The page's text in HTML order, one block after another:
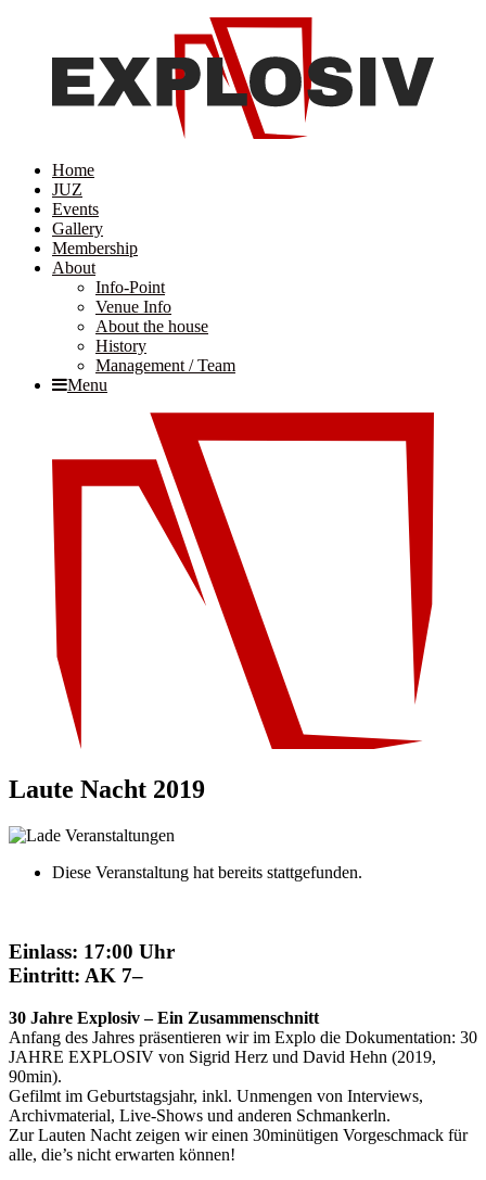
Home
JUZ
Events
Gallery
Membership
About
Info-Point
Venue Info
About the house
History
Management / Team
Menu
Laute Nacht 2019
Diese Veranstaltung hat bereits stattgefunden.
Einlass: 17:00 Uhr
Eintritt: AK 7–
30 Jahre Explosiv – Ein Zusammenschnitt
Anfang des Jahres präsentieren wir im Explo die Dokumentation: 30
JAHRE EXPLOSIV von Sigrid Herz und David Hehn (2019,
90min).
Gefilmt im Geburtstagsjahr, inkl. Unmengen von Interviews,
Archivmaterial, Live-Shows und anderen Schmankerln.
Zur Lauten Nacht zeigen wir einen 30minütigen Vorgeschmack für
alle, die’s nicht erwarten können!